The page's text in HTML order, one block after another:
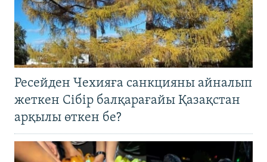
Ресейден Чехияға санкцияны айналып
жеткен Сібір балқарағайы Қазақстан
арқылы өткен бе?